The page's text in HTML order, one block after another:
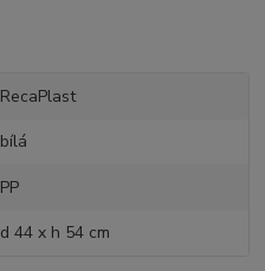
RecaPlast
bílá
PP
d 44 x h 54 cm